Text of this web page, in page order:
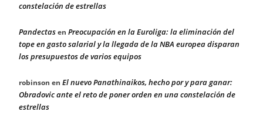
constelación de estrellas
Pandectasen Preocupación en la Euroliga: la eliminación del
tope en gasto salarial y la llegada de la NBA europea disparan
los presupuestos de varios equipos
robinson en El nuevo Panathinaikos, hecho por y para ganar:
Obradovic ante el reto de poner orden en una constelación de
estrellas